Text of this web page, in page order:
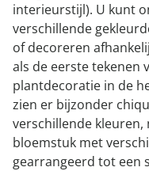
interieurstijl). U kunt
verschillende
of decoreren
als de eerste tekenen
plantdecoratie in de
zien er bijzonder
verschillende kleuren,
bloemstuk met
gearrangeerd tot een